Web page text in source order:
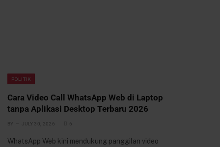
POLITIK
Cara Video Call WhatsApp Web di Laptop
tanpa Aplikasi Desktop Terbaru 2026
BY JULY 30, 2026 6
WhatsApp Web kini mendukung panggilan video